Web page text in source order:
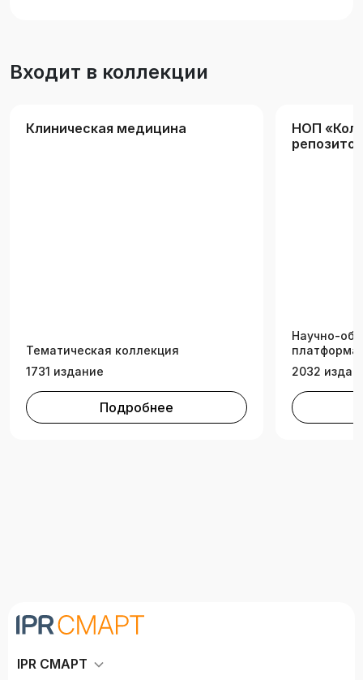
Входит в коллекции
Клиническая медицина
Тематическая коллекция
1731 издание
Подробнее
НОП
Научно-
платформа
2032
IPR СМАРТ